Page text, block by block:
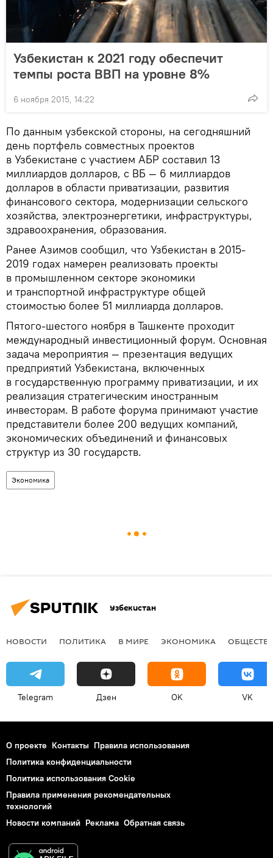
Узбекистан к 2021 году обеспечит
темпы роста ВВП на уровне 8%
6 ноября 2015, 14:22
По данным узбекской стороны, на сегодняшний
день портфель совместных проектов
в Узбекистане с участием АБР составил 13
миллиардов долларов, с ВБ — 6 миллиардов
долларов в области приватизации, развития
финансового сектора, модернизации сельского
хозяйства, электроэнергетики, инфраструктуры,
здравоохранения, образования.
Ранее Азимов сообщил, что Узбекистан в 2015-
2019 годах намерен реализовать проекты
в промышленном секторе экономики
и транспортной инфраструктуре общей
стоимостью более 51 миллиарда долларов.
Пятого-шестого ноября в Ташкенте проходит
международный инвестиционный форум. Основная
задача мероприятия — презентация ведущих
предприятий Узбекистана, включенных
в государственную программу приватизации, и их
реализация стратегическим иностранным
инвесторам. В работе форума принимают участие
представители более 200 ведущих компаний,
экономических объединений и финансовых
структур из 30 государств.
Экономика
Узбекистан
НОВОСТИ ПОЛИТИКА В МИРЕ ЭКОНОМИКА
Telegram Дзен OK VK
О проекте Контакты Правила использования
Политика конфиденциальности
Политика использования Cookie
Правила применения рекомендательных
технологий
Новости компаний Реклама Обратная связь